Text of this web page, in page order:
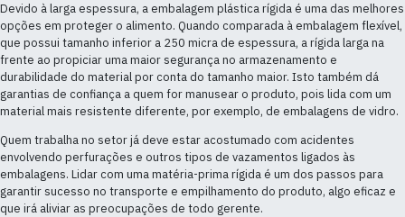
Devido à larga espessura, a embalagem plástica rígida é uma das melhores
opções em proteger o alimento. Quando comparada à embalagem flexível,
que possui tamanho inferior a 250 micra de espessura, a rígida larga na
frente ao propiciar uma maior segurança no armazenamento e
durabilidade do material por conta do tamanho maior. Isto também dá
garantias de confiança a quem for manusear o produto, pois lida com um
material mais resistente diferente, por exemplo, de embalagens de vidro.
Quem trabalha no setor já deve estar acostumado com acidentes
envolvendo perfurações e outros tipos de vazamentos ligados às
embalagens. Lidar com uma matéria-prima rígida é um dos passos para
garantir sucesso no transporte e empilhamento do produto, algo eficaz e
que irá aliviar as preocupações de todo gerente.